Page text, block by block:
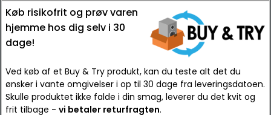
Køb risikofrit og prøv varen
hjemme hos dig selv i 30
dage!
Ved køb af et Buy & Try produkt, kan du teste alt det du
ønsker i vante omgivelser i op til 30 dage fra leveringsdatoen.
Skulle produktet ikke falde i din smag, leverer du det kvit og
frit tilbage - vi betaler returfragten.